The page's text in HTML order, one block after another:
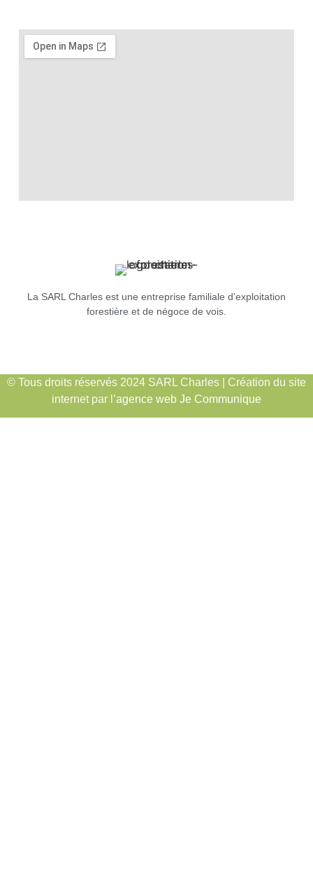
La SARL Charles est une entreprise familiale d'exploitation
forestière et de négoce de vois.
© Tous droits réservés 2024 SARL Charles | Création du site
internet par l’agence web Je Communique